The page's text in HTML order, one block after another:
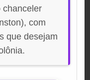
chanceler
com
que desejam